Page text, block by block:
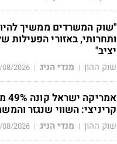
"שוק המשרדים ממשיך
ותחרותי, באזורי הפעילות
יציב"
שוק ההון | מנדי הניג |
08/2026
קריניצי: השווי שנגזר
שוק ההון | מנדי הניג |
08/2026